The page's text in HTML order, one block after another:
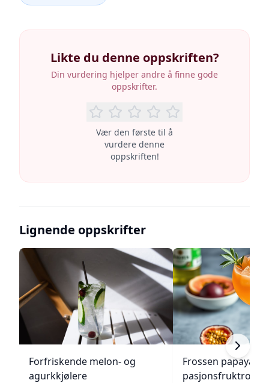
Likte du denne oppskriften?
Din vurdering hjelper andre å finne gode
oppskrifter.
Vær den første til å
vurdere denne
oppskriften!
Lignende oppskrifter
Forfriskende melon- og
agurkkjølere
Frossen papaya-